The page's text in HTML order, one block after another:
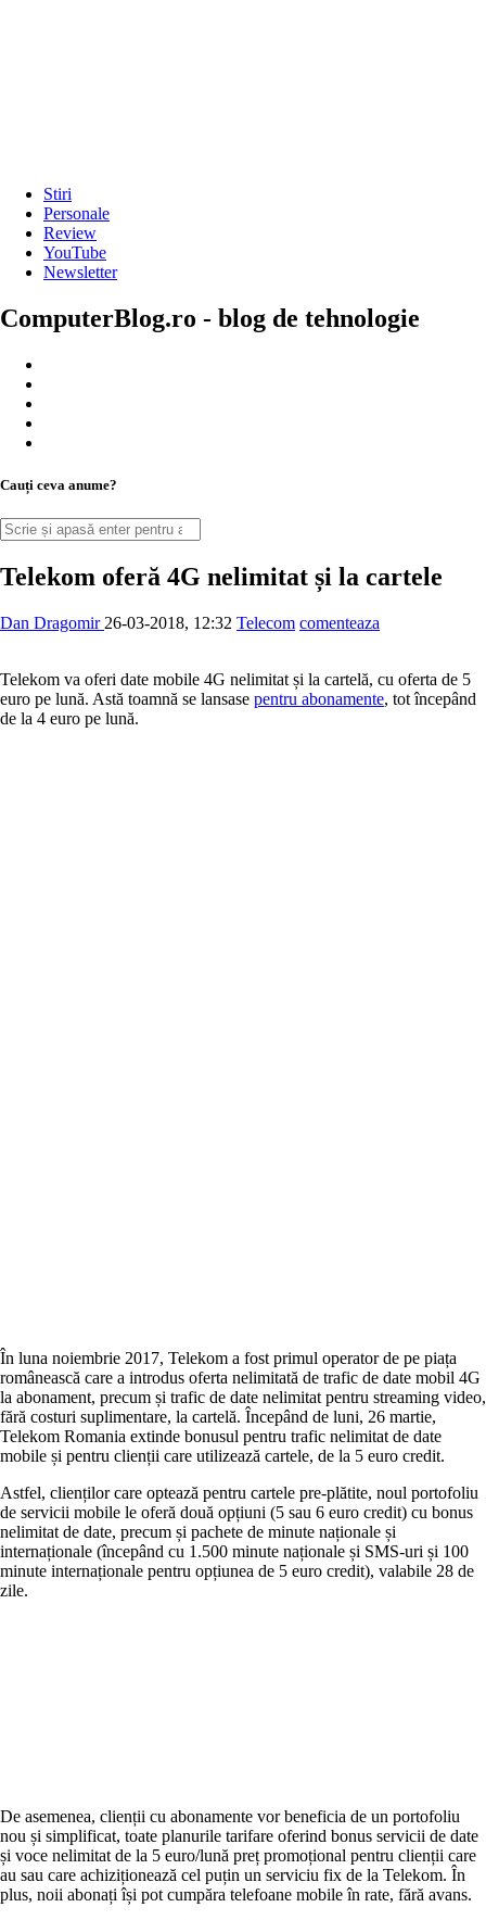
Stiri
Personale
Review
YouTube
Newsletter
ComputerBlog.ro - blog de tehnologie
Cauți ceva anume?
Telekom oferă 4G nelimitat și la cartele
Dan Dragomir 26-03-2018, 12:32 Telecom comenteaza
Telekom va oferi date mobile 4G nelimitat și la cartelă, cu oferta de 5
euro pe lună. Astă toamnă se lansase pentru abonamente, tot începând
de la 4 euro pe lună.
În luna noiembrie 2017, Telekom a fost primul operator de pe piața
românească care a introdus oferta nelimitată de trafic de date mobil 4G
la abonament, precum și trafic de date nelimitat pentru streaming video,
fără costuri suplimentare, la cartelă. Începând de luni, 26 martie,
Telekom Romania extinde bonusul pentru trafic nelimitat de date
mobile și pentru clienții care utilizează cartele, de la 5 euro credit.
Astfel, clienților care optează pentru cartele pre-plătite, noul portofoliu
de servicii mobile le oferă două opțiuni (5 sau 6 euro credit) cu bonus
nelimitat de date, precum și pachete de minute naționale și
internaționale (începând cu 1.500 minute naționale și SMS-uri și 100
minute internaționale pentru opțiunea de 5 euro credit), valabile 28 de
zile.
De asemenea, clienții cu abonamente vor beneficia de un portofoliu
nou și simplificat, toate planurile tarifare oferind bonus servicii de date
și voce nelimitat de la 5 euro/lună preț promoțional pentru clienții care
au sau care achiziționează cel puțin un serviciu fix de la Telekom. În
plus, noii abonați își pot cumpăra telefoane mobile în rate, fără avans.